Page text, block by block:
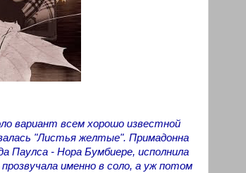
вариант всем хорошо известной
"Листья желтые". Примадонна
Паулса - Нора Бумбиере, исполнила
именно в соло, а уж потом